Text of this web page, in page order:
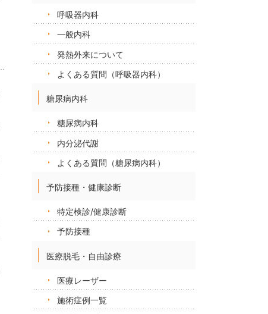
呼吸器内科
一般内科
発熱外来について
よくある質問（呼吸器内科）
糖尿病内科
糖尿病内科
内分泌代謝
よくある質問（糖尿病内科）
予防接種・健康診断
特定検診/健康診断
予防接種
医療脱毛・自由診療
医療レーザー
施術症例一覧